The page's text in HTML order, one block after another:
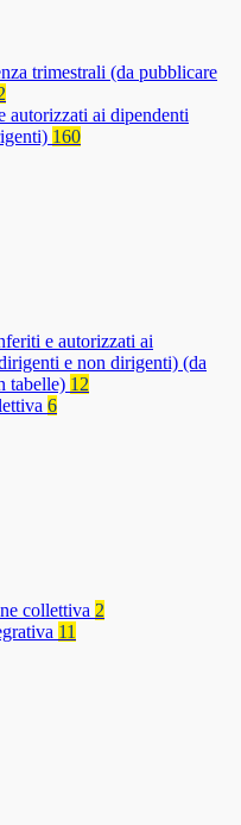
trimestrali (da pubblicare
autorizzati ai dipendenti
160
e autorizzati ai
e non dirigenti) (da
tabelle) 12
6
collettiva 2
11